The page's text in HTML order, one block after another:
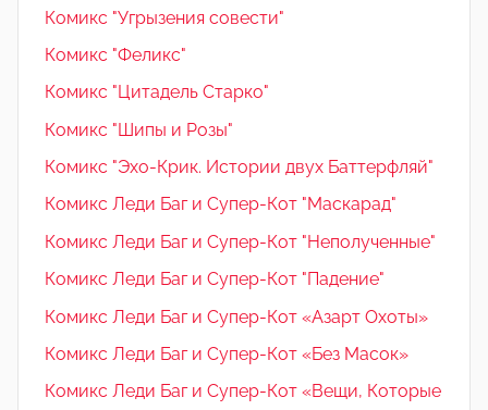
Комикс "Угрызения совести"
Комикс "Феликс"
Комикс "Цитадель Старко"
Комикс "Шипы и Розы"
Комикс "Эхо-Крик. Истории двух Баттерфляй"
Комикс Леди Баг и Супер-Кот "Маскарад"
Комикс Леди Баг и Супер-Кот "Неполученные"
Комикс Леди Баг и Супер-Кот "Падение"
Комикс Леди Баг и Супер-Кот «Азарт Охоты»
Комикс Леди Баг и Супер-Кот «Без Масок»
Комикс Леди Баг и Супер-Кот «Вещи, Которые